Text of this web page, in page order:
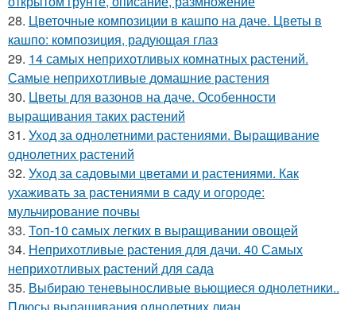
28. Цветочные композиции в кашпо на даче. Цветы в
кашпо: композиция, радующая глаз
29. 14 самых неприхотливых комнатных растений.
Самые неприхотливые домашние растения
30. Цветы для вазонов на даче. Особенности
выращивания таких растений
31. Уход за однолетними растениями. Выращивание
однолетних растений
32. Уход за садовыми цветами и растениями. Как
ухаживать за растениями в саду и огороде:
мульчирование почвы
33. Топ-10 самых легких в выращивании овощей
34. Неприхотливые растения для дачи. 40 Самых
неприхотливых растений для сада
35. Выбираю теневыносливые вьющиеся однолетники..